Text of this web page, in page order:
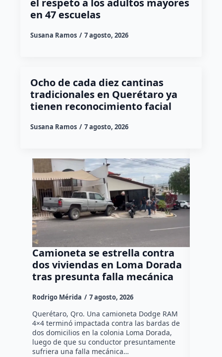
el respeto a los adultos mayores
en 47 escuelas
Susana Ramos 7 agosto, 2026
Ocho de cada diez cantinas
tradicionales en Querétaro ya
tienen reconocimiento facial
Susana Ramos 7 agosto, 2026
Camioneta se estrella contra
dos viviendas en Loma Dorada
tras presunta falla mecánica
Rodrigo Mérida 7 agosto, 2026
Querétaro, Qro. Una camioneta Dodge RAM
4×4 terminó impactada contra las bardas de
dos domicilios en la colonia Loma Dorada,
luego de que su conductor presuntamente
sufriera una falla mecánica…